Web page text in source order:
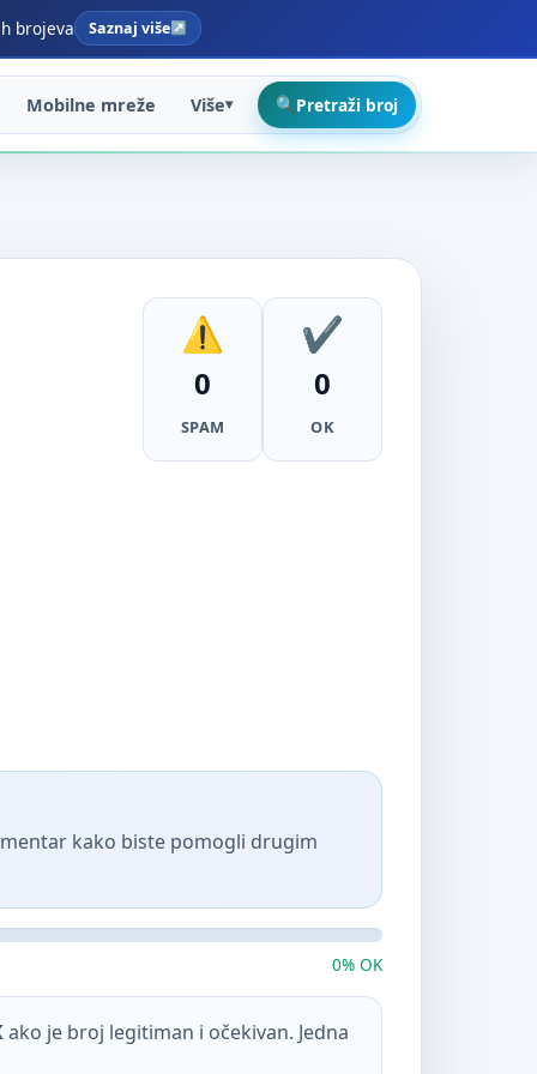
brojeva Saznaj više
Mobilne mreže Više Pretraži broj
0
SPAM
0
OK
kako biste pomogli drugim
0% OK
ako je broj legitiman i očekivan. Jedna